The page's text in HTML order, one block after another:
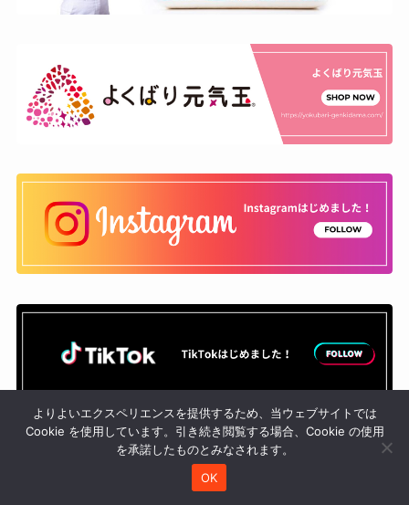
よりよいエクスペリエンスを提供するため、当ウェブサイトでは
Cookie を使用しています。引き続き閲覧する場合、Cookie の使用
を承諾したものとみなされます。
OK